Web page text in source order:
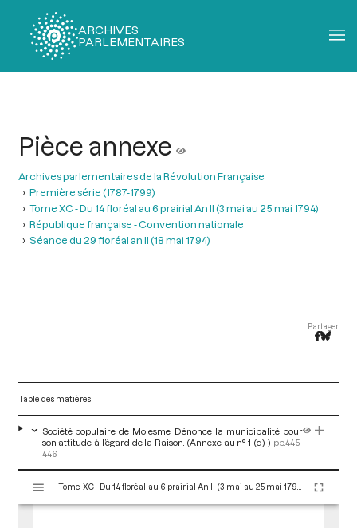
ARCHIVES
PARLEMENTAIRES
Pièce annexe
Archives parlementaires de la Révolution Française
Première série (1787-1799)
Tome XC - Du 14 floréal au 6 prairial An II (3 mai au 25 mai 1794)
République française - Convention nationale
Séance du 29 floréal an II (18 mai 1794)
Partager
Table des matières
Société populaire de Molesme. Dénonce la municipalité pour
son attitude à l’égard de la Raison. (Annexe au n° 1 (d) ) pp.445-
446
s